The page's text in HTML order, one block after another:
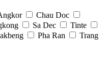
Chau Doc
Sa Dec
Tinte
Pha Ran
Trang